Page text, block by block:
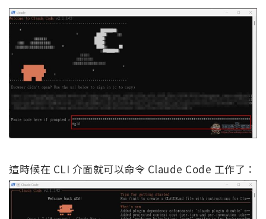
這時候在 CLI 介面就可以命令 Claude Code 工作了：